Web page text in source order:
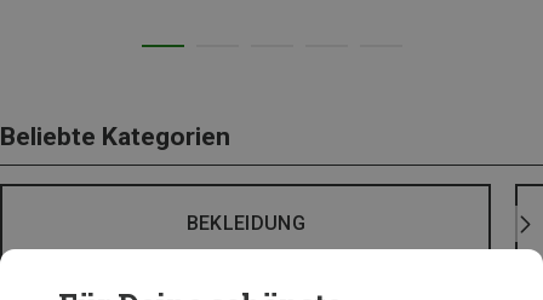
Beliebte Kategorien
BEKLEIDUNG